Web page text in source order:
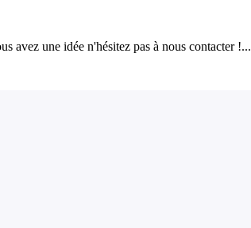
avez une idée n'hésitez pas à nous contacter !...